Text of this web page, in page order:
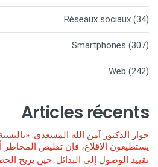
Réseaux sociaux (34)
Smartphones (307)
Web (242)
Articles récents
حوار الدكتور آمن الله المسعدي:
يستطيعون الإقلاع، فإن تقليص المخاطر
تقييد الوصول إلى البدائل: حين يزيح